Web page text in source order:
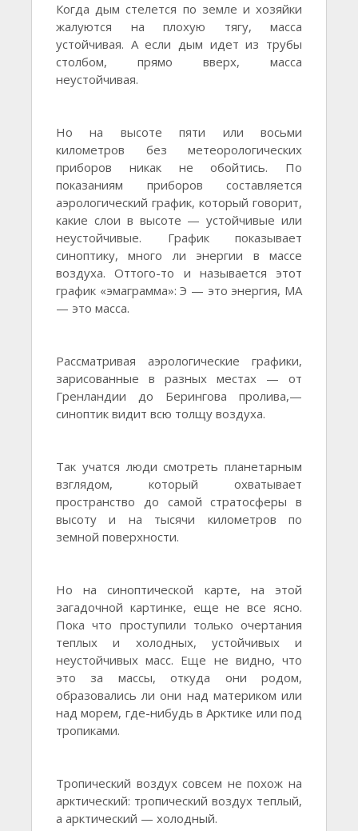
Когда дым стелется по земле и хозяйки
жалуются на плохую тягу, масса
устойчивая. А если дым идет из трубы
столбом, прямо вверх, масса
неустойчивая.
Но на высоте пяти или восьми
километров без метеорологических
приборов никак не обойтись. По
показаниям приборов составляется
аэрологический график, который говорит,
какие слои в высоте — устойчивые или
неустойчивые. График показывает
синоптику, много ли энергии в массе
воздуха. Оттого-то и называется этот
график «эмаграмма»: Э — это энергия, МА
— это масса.
Рассматривая аэрологические графики,
зарисованные в разных местах — от
Гренландии до Берингова пролива,—
синоптик видит всю толщу воздуха.
Так учатся люди смотреть планетарным
взглядом, который охватывает
пространство до самой стратосферы в
высоту и на тысячи километров по
земной поверхности.
Но на синоптической карте, на этой
загадочной картинке, еще не все ясно.
Пока что проступили только очертания
теплых и холодных, устойчивых и
неустойчивых масс. Еще не видно, что
это за массы, откуда они родом,
образовались ли они над материком или
над морем, где-нибудь в Арктике или под
тропиками.
Тропический воздух совсем не похож на
арктический: тропический воздух теплый,
а арктический — холодный.